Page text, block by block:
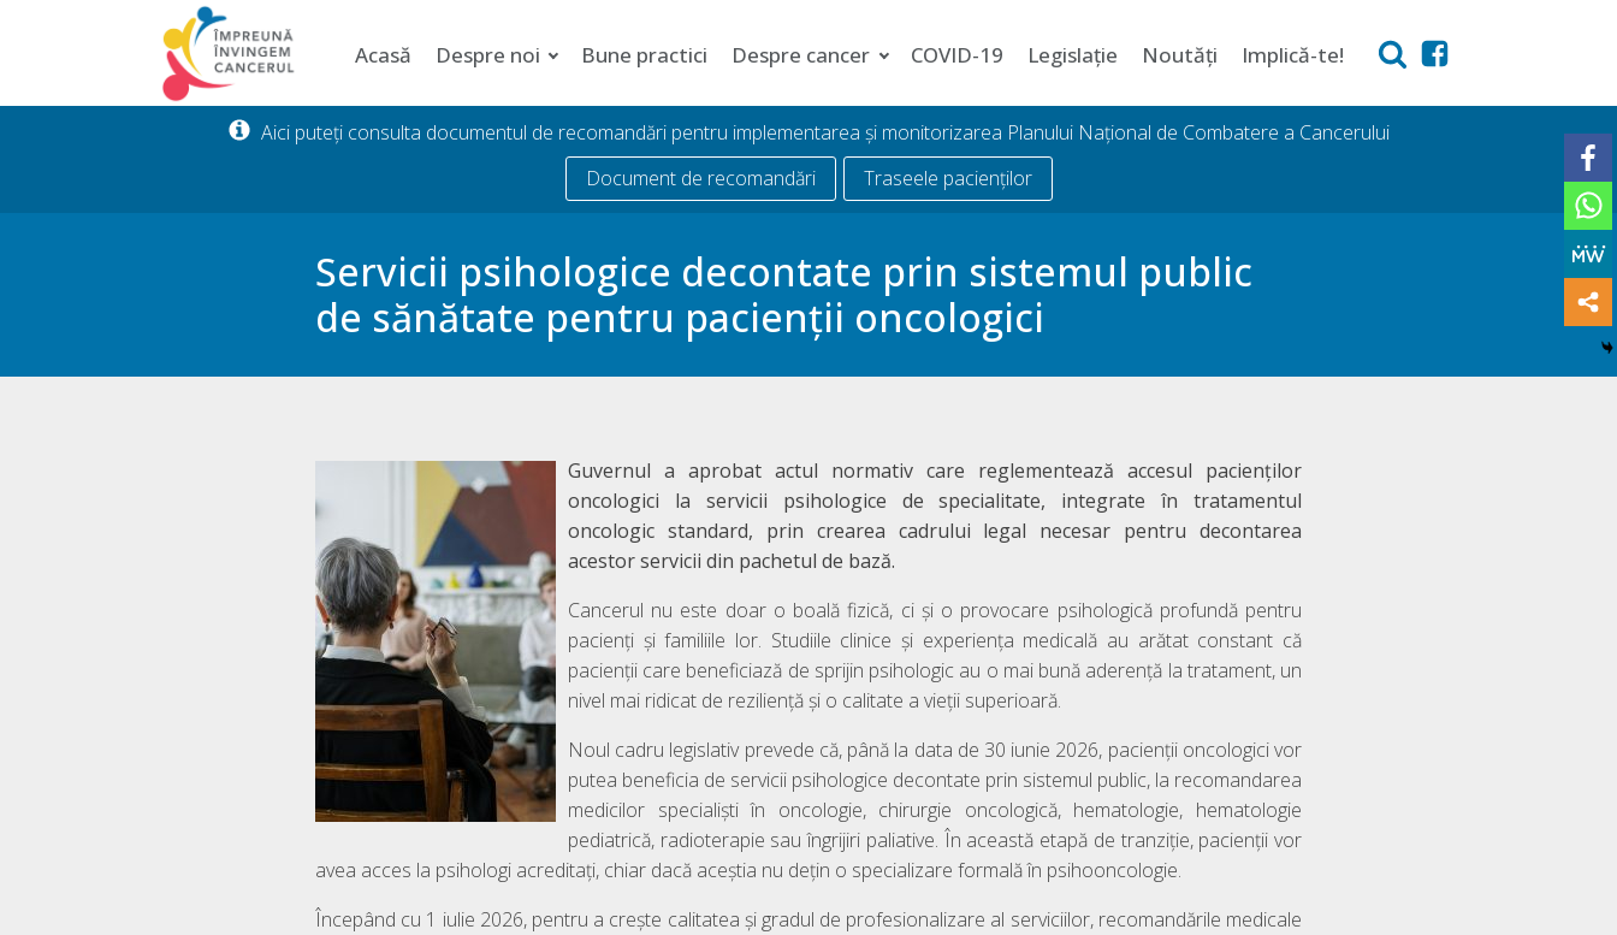
Acasă Despre noi Bune practici Despre cancer COVID-19 Legislație Noutăți Implică-te!
Aici puteți consulta documentul de recomandări pentru implementarea și monitorizarea Planului Național de Combatere a Cancerului
Document de recomandări
Traseele pacienților
Servicii psihologice decontate prin sistemul public
de sănătate pentru pacienții oncologici
Guvernul a aprobat actul normativ care reglementează accesul pacienților
oncologici la servicii psihologice de specialitate, integrate în tratamentul
oncologic standard, prin crearea cadrului legal necesar pentru decontarea
acestor servicii din pachetul de bază.
Cancerul nu este doar o boală fizică, ci și o provocare psihologică profundă pentru
pacienți și familiile lor. Studiile clinice și experiența medicală au arătat constant că
pacienții care beneficiază de sprijin psihologic au o mai bună aderență la tratament, un
nivel mai ridicat de reziliență și o calitate a vieții superioară.
Noul cadru legislativ prevede că, până la data de 30 iunie 2026, pacienții oncologici vor
putea beneficia de servicii psihologice decontate prin sistemul public, la recomandarea
medicilor specialiști în oncologie, chirurgie oncologică, hematologie, hematologie
pediatrică, radioterapie sau îngrijiri paliative. În această etapă de tranziție, pacienții vor
avea acces la psihologi acreditați, chiar dacă aceștia nu dețin o specializare formală în psihooncologie.
Începând cu 1 iulie 2026, pentru a crește calitatea și gradul de profesionalizare al serviciilor, recomandările medicale